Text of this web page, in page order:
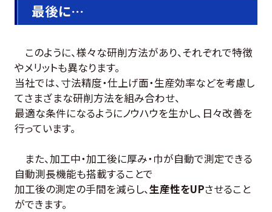
最後に…
このように、様々な研削方法があり、それぞれで特徴
やメリットも異なります。
当社では、寸法精度・仕上げ面・生産効率などを考慮し
てさまざまな研削方法を組み合わせ、
最適な条件になるようにノウハウを生かし、日々改善を
行っています。
また、加工中・加工後に厚み・巾が自動で測定できる
自動測長機能も搭載することで
加工後の測定の手間を減らし、生産性をUPさせること
ができます。